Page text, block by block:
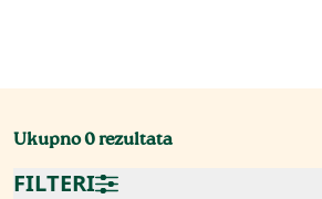
Ukupno0rezultata
FILTERI